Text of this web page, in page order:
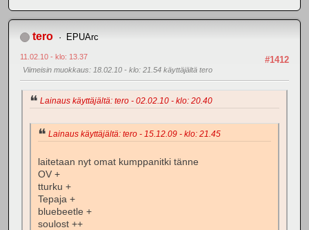
tero EPUArc
#1412
11.02.10 - klo: 13.37
Viimeisin muokkaus: 18.02.10 - klo: 21.54 käyttäjältä tero
Lainaus käyttäjältä: tero - 02.02.10 - klo: 20.40
Lainaus käyttäjältä: tero - 15.12.09 - klo: 21.45
laitetaan nyt omat kumppanitki tänne
OV +
tturku +
Tepaja +
bluebeetle +
soulost ++